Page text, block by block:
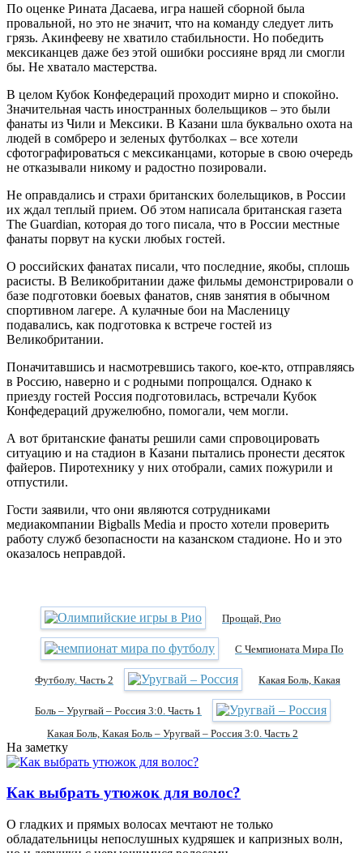
По оценке Рината Дасаева, игра нашей сборной была
провальной, но это не значит, что на команду следует лить
грязь. Акинфееву не хватило стабильности. Но победить
мексиканцев даже без этой ошибки россияне вряд ли смогли
бы. Не хватало мастерства.
В целом Кубок Конфедераций проходит мирно и спокойно.
Значительная часть иностранных болельщиков – это были
фанаты из Чили и Мексики. В Казани шла буквально охота на
людей в сомбреро и зеленых футболках – все хотели
сфотографироваться с мексиканцами, которые в свою очередь
не отказывали никому и радостно позировали.
Не оправдались и страхи британских болельщиков, в России
их ждал теплый прием. Об этом написала британская газета
The Guardian, которая до того писала, что в России местные
фанаты порвут на куски любых гостей.
О российских фанатах писали, что последние, якобы, сплошь
расисты. В Великобритании даже фильмы демонстрировали о
базе подготовки боевых фанатов, сняв занятия в обычном
спортивном лагере. А кулачные бои на Масленицу
подавались, как подготовка к встрече гостей из
Великобритании.
Поначитавшись и насмотревшись такого, кое-кто, отправляясь
в Россию, наверно и с родными попрощался. Однако к
приезду гостей Россия подготовилась, встречали Кубок
Конфедераций дружелюбно, помогали, чем могли.
А вот британские фанаты решили сами спровоцировать
ситуацию и на стадион в Казани пытались пронести десяток
файеров. Пиротехнику у них отобрали, самих пожурили и
отпустили.
Гости заявили, что они являются сотрудниками
медиакомпании Bigballs Media и просто хотели проверить
работу служб безопасности на казанском стадионе. Но и это
оказалось неправдой.
Прощай, Рио
С Чемпионата Мира По
Футболу. Часть 2 Какая Боль, Какая
Боль – Уругвай – Россия 3:0. Часть 1
Какая Боль, Какая Боль – Уругвай – Россия 3:0. Часть 2
На заметку
Как выбрать утюжок для волос?
О гладких и прямых волосах мечтают не только
обладательницы непослушных кудряшек и капризных волн,